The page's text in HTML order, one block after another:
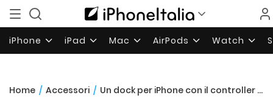
iPhone iPad Mac AirPods Watch
Home / Accessori / Un dock per iPhone con il controller del NES